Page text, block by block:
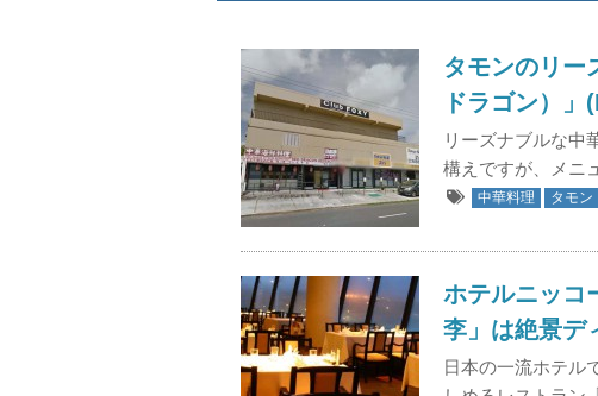
タモンのリー
ドラゴン）
リーズナブルな中
構えですが、メニ
中華料理 タモン
ホテルニッコ
李」は絶景デ
日本の一流ホテル